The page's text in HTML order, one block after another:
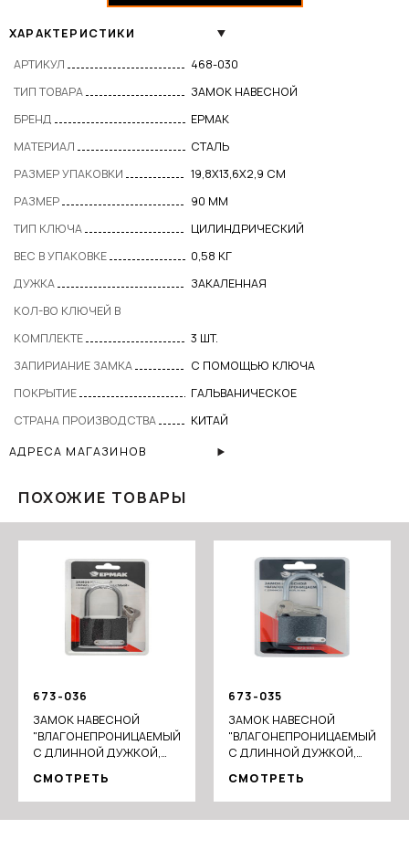
ХАРАКТЕРИСТИКИ
АРТИКУЛ
468-030
ТИП ТОВАРА
ЗАМОК НАВЕСНОЙ
БРЕНД
ЕРМАК
МАТЕРИАЛ
СТАЛЬ
РАЗМЕР УПАКОВКИ
19,8X13,6X2,9 СМ
РАЗМЕР
90 ММ
ТИП КЛЮЧА
ЦИЛИНДРИЧЕСКИЙ
ВЕС В УПАКОВКЕ
0,58 КГ
ДУЖКА
ЗАКАЛЕННАЯ
КОЛ-ВО КЛЮЧЕЙ В
КОМПЛЕКТЕ
3 ШТ.
ЗАПИРИАНИЕ ЗАМКА
С ПОМОЩЬЮ КЛЮЧА
ПОКРЫТИЕ
ГАЛЬВАНИЧЕСКОЕ
СТРАНА ПРОИЗВОДСТВА
КИТАЙ
АДРЕСА МАГАЗИНОВ
ПОХОЖИЕ ТОВАРЫ
673-036
ЗАМОК НАВЕСНОЙ
"ВЛАГОНЕПРОНИЦАЕМЫЙ",
С ДЛИННОЙ ДУЖКОЙ,
СМОТРЕТЬ
673-035
ЗАМОК НАВЕСНОЙ
"ВЛАГОНЕПРОНИЦАЕМЫЙ",
С ДЛИННОЙ ДУЖКОЙ,
СМОТРЕТЬ